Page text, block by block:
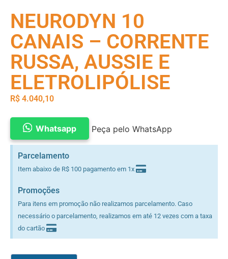
NEURODYN 10
CANAIS – CORRENTE
RUSSA, AUSSIE E
ELETROLIPÓLISE
R$ 4.040,10
Whatsapp Peça pelo WhatsApp
Parcelamento
Item abaixo de R$ 100 pagamento em 1x
Promoções
Para itens em promoção não realizamos parcelamento. Caso
necessário o parcelamento, realizamos em até 12 vezes com a taxa
do cartão